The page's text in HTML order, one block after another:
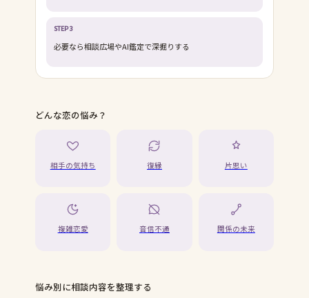
STEP3
必要なら相談広場やAI鑑定で深掘りする
どんな恋の悩み？
相手の気持ち 復縁 片思い
複雑恋愛 音信不通 関係の未来
悩み別に相談内容を整理する